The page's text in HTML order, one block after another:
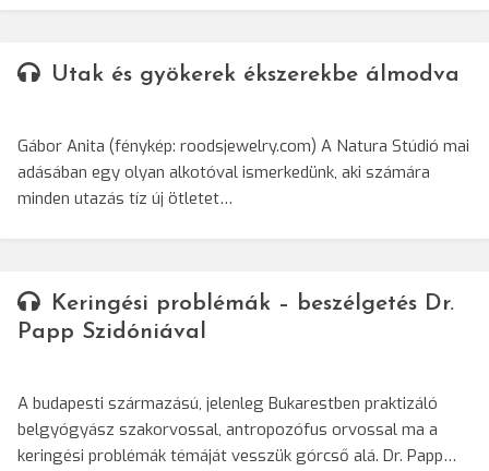
Utak és gyökerek ékszerekbe álmodva
Gábor Anita (fénykép: roodsjewelry.com) A Natura Stúdió mai
adásában egy olyan alkotóval ismerkedünk, aki számára
minden utazás tíz új ötletet…
Keringési problémák – beszélgetés Dr.
Papp Szidóniával
A budapesti származású, jelenleg Bukarestben praktizáló
belgyógyász szakorvossal, antropozófus orvossal ma a
keringési problémák témáját vesszük górcső alá. Dr. Papp…